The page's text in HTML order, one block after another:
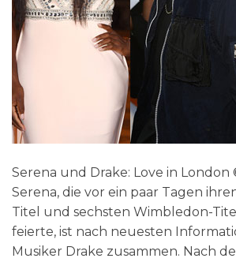
Serena und Drake: Love in
Serena, die vor ein paar Tagen
Titel und sechsten Wimbledon-
feierte, ist nach neuesten
Musiker Drake zusammen. Nach